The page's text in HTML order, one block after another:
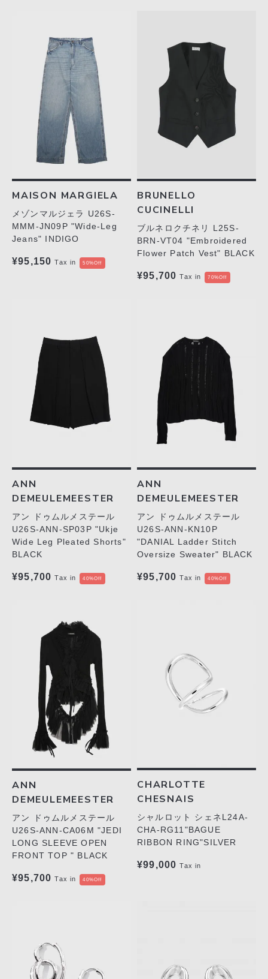
MAISON MARGIELA
メゾンマルジェラ U26S-
MMM-JN09P "Wide-Leg
Jeans" INDIGO
¥95,150 Tax in 50%Off
BRUNELLO
CUCINELLI
ブルネロクチネリ L25S-
BRN-VT04 "Embroidered
Flower Patch Vest" BLACK
¥95,700 Tax in 70%Off
ANN
DEMEULEMEESTER
アン ドゥムルメステール
U26S-ANN-SP03P "Ukje
Wide Leg Pleated Shorts"
BLACK
¥95,700 Tax in 40%Off
ANN
DEMEULEMEESTER
アン ドゥムルメステール
U26S-ANN-KN10P
"DANIAL Ladder Stitch
Oversize Sweater" BLACK
¥95,700 Tax in 40%Off
ANN
DEMEULEMEESTER
アン ドゥムルメステール
U26S-ANN-CA06M "JEDI
LONG SLEEVE OPEN
FRONT TOP " BLACK
¥95,700 Tax in 40%Off
CHARLOTTE
CHESNAIS
シャルロット シェネL24A-
CHA-RG11"BAGUE
RIBBON RING"SILVER
¥99,000 Tax in